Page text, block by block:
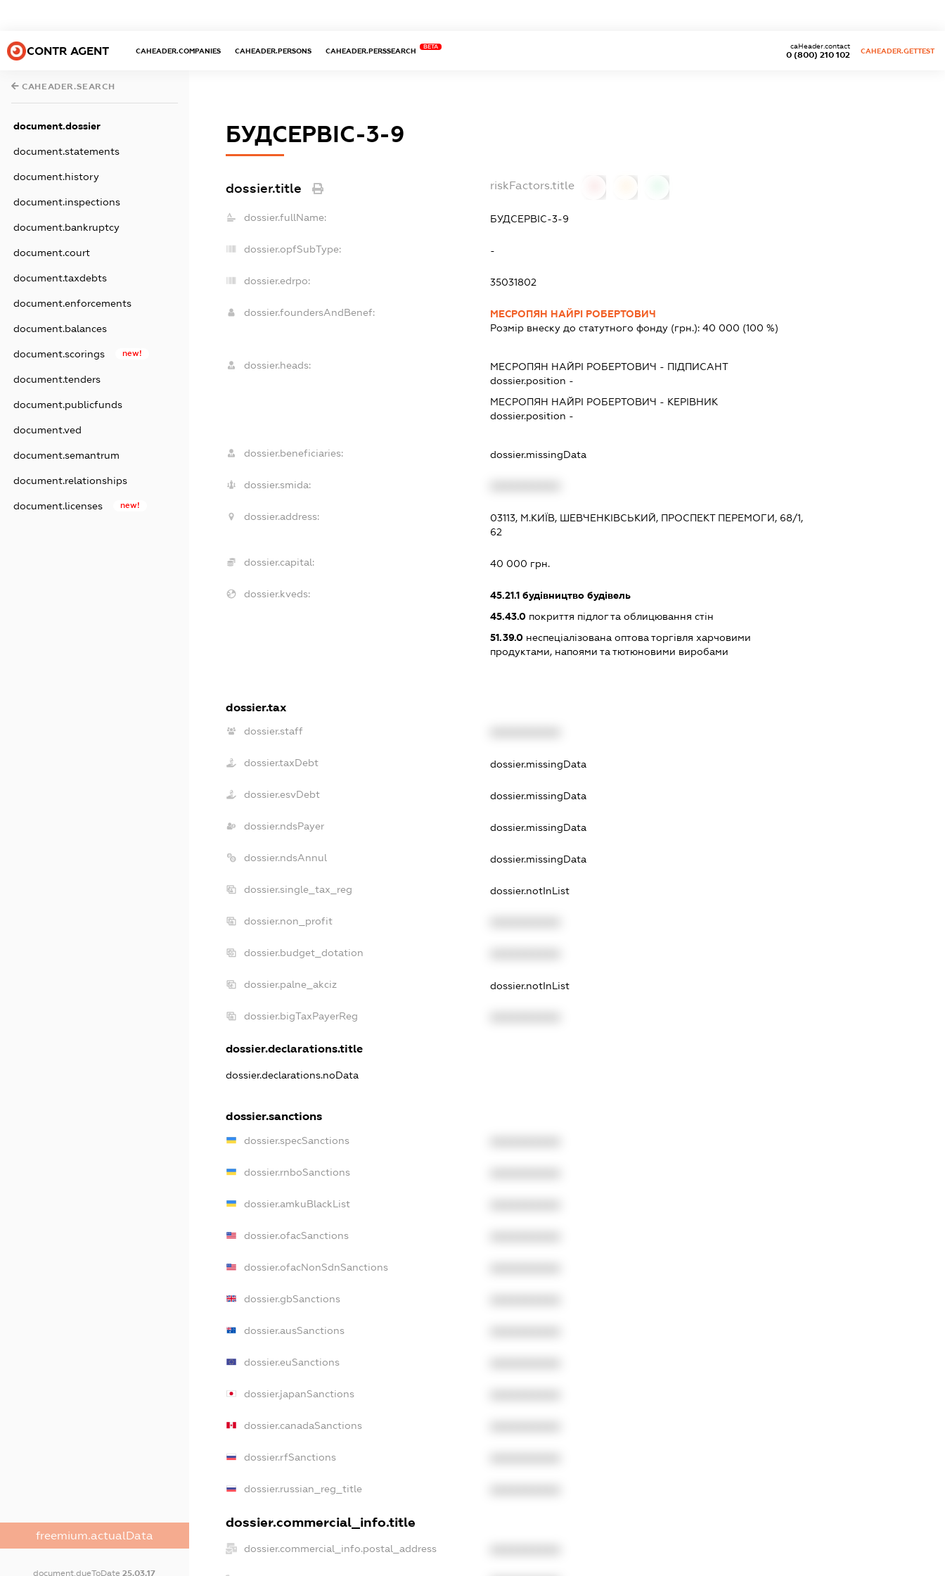
CONTR AGENT CAHEADER.COMPANIES CAHEADER.PERSONS CAHEADER.PERSSEARCH
BETA
0 (800) 210 102
caHeader.contact
CAHEADER.GETTEST
CAHEADER.SEARCH
document.dossier
document.statements
document.history
document.inspections
document.bankruptcy
document.court
document.taxdebts
document.enforcements
document.balances
document.scorings new!
document.tenders
document.publicfunds
document.ved
document.semantrum
document.relationships
document.licenses new!
freemium.actualData
document.dueToDate25.03.17
БУДСЕРВІС-3-9
dossier.title riskFactors.title
dossier.fullName: БУДСЕРВІС-3-9
dossier.opfSubType: -
dossier.edrpo: 35031802
dossier.foundersAndBenef:
МЕСРОПЯН НАЙРІ РОБЕРТОВИЧ
Розмір внеску до статутного фонду (грн.):40 000 (100 %)
dossier.heads: МЕСРОПЯН НАЙРІ РОБЕРТОВИЧ - ПІДПИСАНТ
dossier.position -
МЕСРОПЯН НАЙРІ РОБЕРТОВИЧ - КЕРІВНИК
dossier.position -
dossier.beneficiaries: dossier.missingData
dossier.smida:
dossier.address:
03113, М.КИЇВ, ШЕВЧЕНКІВСЬКИЙ, ПРОСПЕКТ ПЕРЕМОГИ, 68/1,
62
dossier.capital: 40 000 грн.
dossier.kveds: 45.21.1 будівництво будівель
45.43.0 покриття підлог та облицювання стін
51.39.0 неспеціалізована оптова торгівля харчовими
продуктами, напоями та тютюновими виробами
dossier.tax
dossier.staff
dossier.taxDebt dossier.missingData
dossier.esvDebt dossier.missingData
dossier.ndsPayer dossier.missingData
dossier.ndsAnnul dossier.missingData
dossier.single_tax_reg dossier.notInList
dossier.non_profit
dossier.budget_dotation
dossier.palne_akciz dossier.notInList
dossier.bigTaxPayerReg
dossier.declarations.title
dossier.declarations.noData
dossier.sanctions
dossier.specSanctions
dossier.rnboSanctions
dossier.amkuBlackList
dossier.ofacSanctions
dossier.ofacNonSdnSanctions
dossier.gbSanctions
dossier.ausSanctions
dossier.euSanctions
dossier.japanSanctions
dossier.canadaSanctions
dossier.rfSanctions
dossier.russian_reg_title
dossier.commercial_info.title
dossier.commercial_info.postal_address